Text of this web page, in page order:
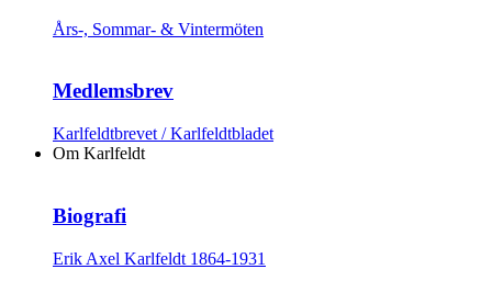
Års-, Sommar- & Vintermöten
Medlemsbrev
Karlfeldtbrevet / Karlfeldtbladet
Om Karlfeldt
Biografi
Erik Axel Karlfeldt 1864-1931